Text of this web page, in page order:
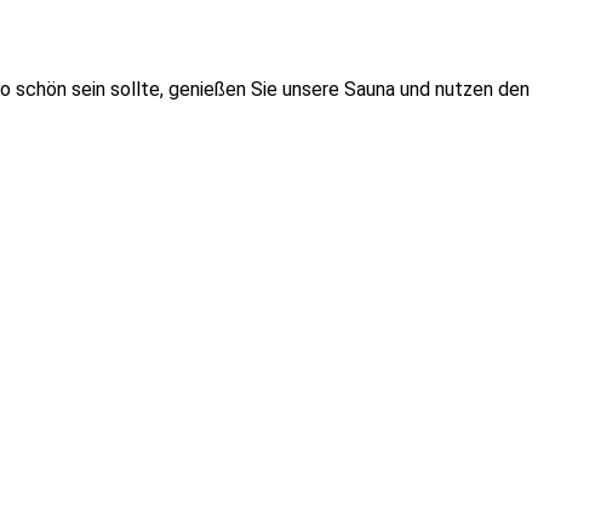
sein sollte, genießen Sie unsere Sauna und nutzen den